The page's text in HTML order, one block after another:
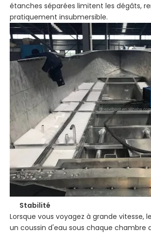
étanches séparées limitent les dégâts,
pratiquement insubmersible.
Stabilité
Lorsque vous voyagez à grande vitesse,
un coussin d'eau sous chaque chambre